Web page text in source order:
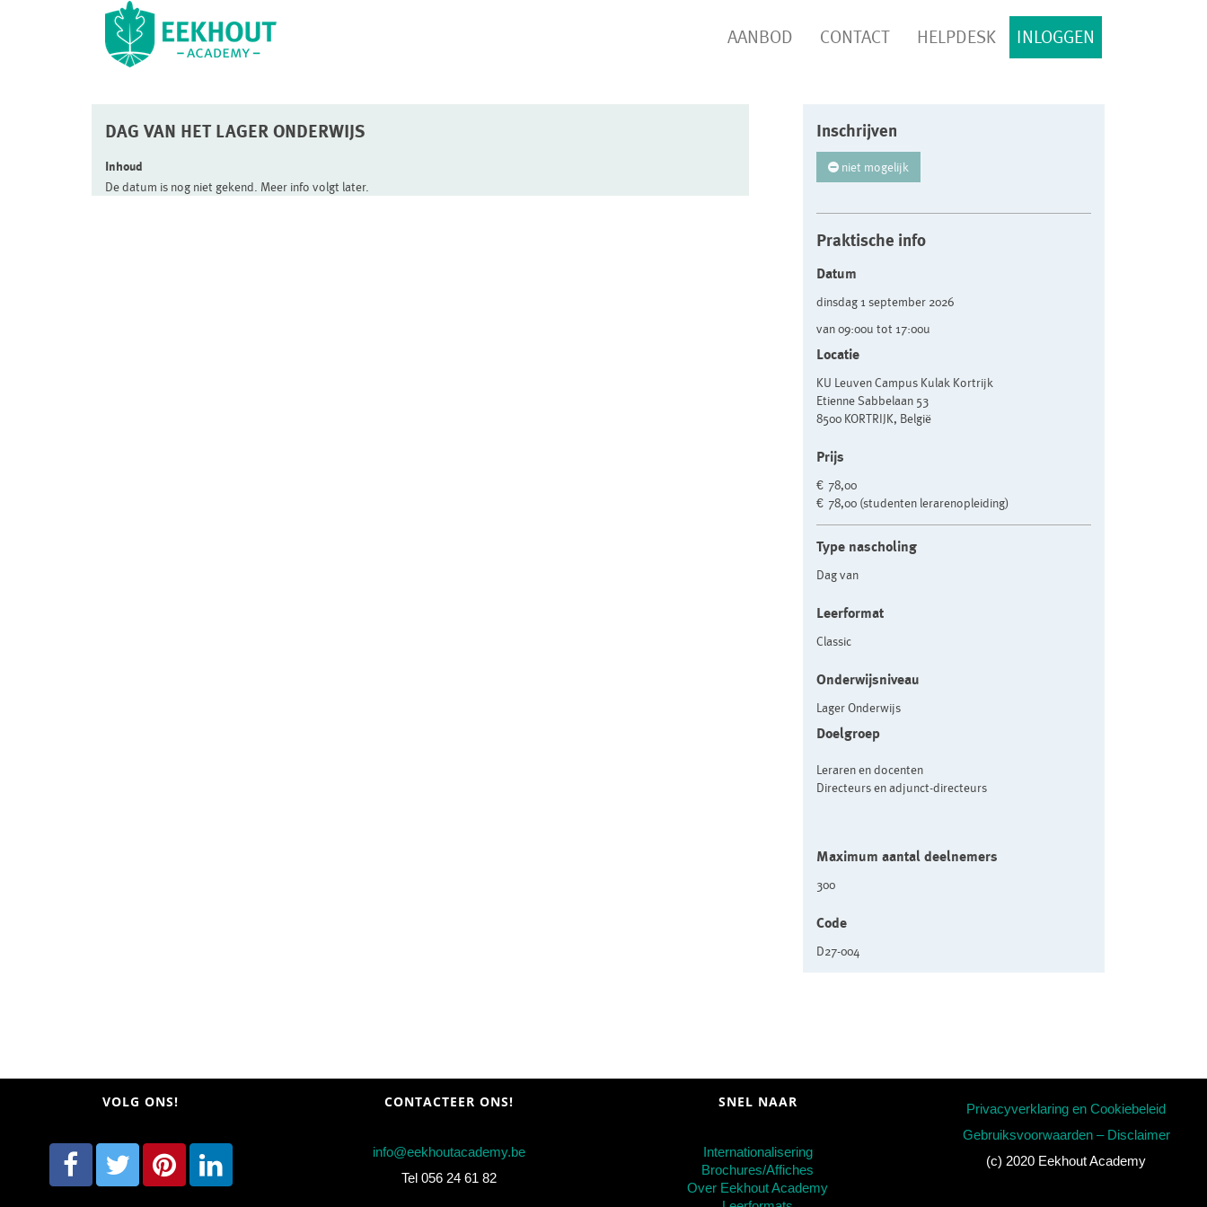
INLOGGEN
AANBOD CONTACT HELPDESK
DAG VAN HET LAGER ONDERWIJS
Inhoud
De datum is nog niet gekend. Meer info volgt later.
Inschrijven
niet mogelijk
Praktische info
Datum
dinsdag 1 september 2026
van 09:00u tot 17:00u
Locatie
KU Leuven Campus Kulak Kortrijk
Etienne Sabbelaan 53
8500 KORTRIJK, België
Prijs
€ 78,00
€ 78,00 (studenten lerarenopleiding)
Type nascholing
Dag van
Leerformat
Classic
Onderwijsniveau
Lager Onderwijs
Doelgroep
Leraren en docenten
Directeurs en adjunct-directeurs
Maximum aantal deelnemers
300
Code
D27-004
VOLG ONS! CONTACTEER ONS!
info@eekhoutacademy.be
Tel 056 24 61 82
SNEL NAAR
Internationalisering
Brochures/Affiches
Over Eekhout Academy
Privacyverklaring en Cookiebeleid
Gebruiksvoorwaarden – Disclaimer
(c) 2020 Eekhout Academy